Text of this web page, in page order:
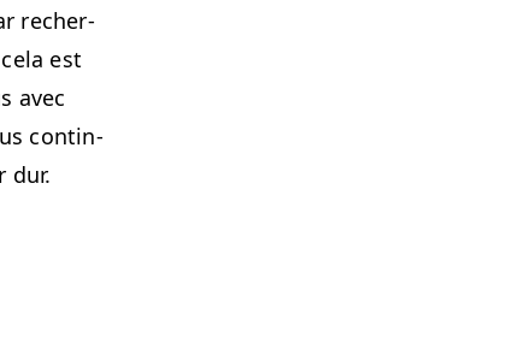
recher­
est
avec
con­tin­
dur.